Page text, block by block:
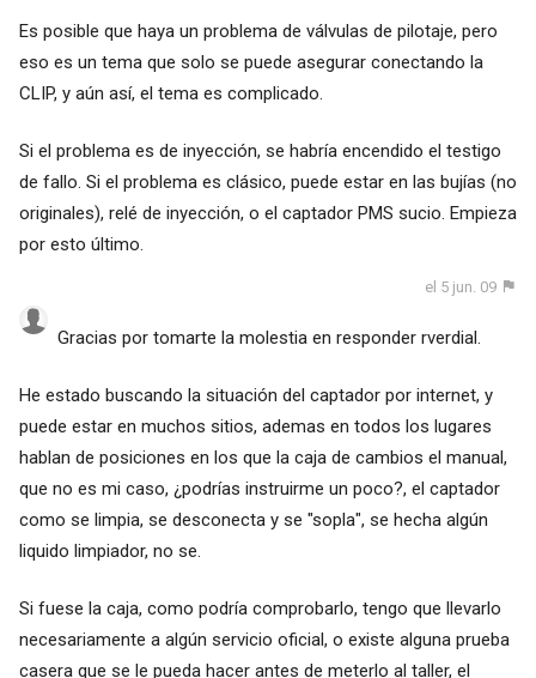
Es posible que haya un problema de válvulas de pilotaje, pero
eso es un tema que solo se puede asegurar conectando la
CLIP, y aún así, el tema es complicado.
Si el problema es de inyección, se habría encendido el testigo
de fallo. Si el problema es clásico, puede estar en las bujías (no
originales), relé de inyección, o el captador PMS sucio. Empieza
por esto último.
el 5 jun. 09
Gracias por tomarte la molestia en responder rverdial.
He estado buscando la situación del captador por internet, y
puede estar en muchos sitios, ademas en todos los lugares
hablan de posiciones en los que la caja de cambios el manual,
que no es mi caso, ¿podrías instruirme un poco?, el captador
como se limpia, se desconecta y se "sopla", se hecha algún
liquido limpiador, no se.
Si fuese la caja, como podría comprobarlo, tengo que llevarlo
necesariamente a algún servicio oficial, o existe alguna prueba
casera que se le pueda hacer antes de meterlo al taller, el